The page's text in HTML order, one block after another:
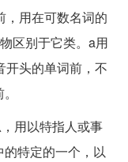
，用在可数名词的
区别于它类。a用
开头的单词前，不
用以特指人或事
特定的一个，以